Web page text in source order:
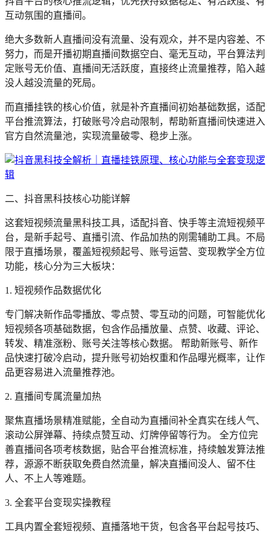
互动氛围的直播间。
绝大多数新人直播间没有流量、没有观众，并不是内容差、不
努力，而是开播初期直播间数据空白、毫无互动，平台算法判
定账号无价值、直播间无活跃度，直接终止流量推荐，陷入越
没人越没流量的死局。
而直播挂铁的核心价值，就是补齐直播间初始基础数据，适配
平台推流算法，打破账号冷启动限制，帮助新直播间快速进入
官方自然流量池，实现流量破零、稳步上涨。
二、抖音黑科技核心功能详解
这套短视频流量黑科技工具，适配抖音、快手等主流短视频平
台，是新手起号、直播引流、作品加热的刚需辅助工具。不局
限于直播场景，覆盖短视频起号、账号运营、变现教学全方位
功能，核心分为三大板块：
1. 短视频作品数据优化
专门解决新作品零播放、零点赞、零互动的问题，可智能优化
短视频各项基础数据，包含作品播放量、点赞、收藏、评论、
转发、精准涨粉、账号关注等核心数据。 帮助新账号、新作
品快速打破冷启动，提升账号初始权重和作品曝光概率，让作
品更容易进入流量推荐池。
2. 直播间专属流量加热
聚焦直播场景精准赋能，全自动为直播间补全真实在线人气、
滚动公屏弹幕、持续点赞互动、灯牌停留等行为。 全方位完
善直播间各项考核数据，贴合平台推流标准，持续触发算法推
荐，源源不断获取免费自然流量，解决直播间没人、留不住
人、不上人等难题。
3. 全套平台变现实操教程
工具内置全套短视频、直播落地干货，包含各平台起号技巧、